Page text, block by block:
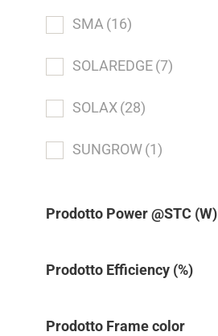
SMA (16)
SOLAREDGE (7)
SOLAX (28)
SUNGROW (1)
Prodotto Power @STC (W)
Prodotto Efficiency (%)
Prodotto Frame color